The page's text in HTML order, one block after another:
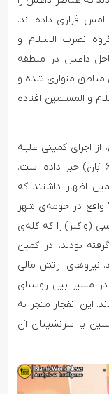
امس فراری داده اند.
نصرت الاسلام و
داعش در منطقه
مناطق متواری شده و
و المسلمین افتاده
از اجرای کمینی علیه
نیروهای ارتش مالی در روز جمعه ۲۸ اکتبر (۶ آبان) خبر داده است.
اظهار داشتند که
واقع در حومه‌ی شهر
(واگنر) را که گله‌ی
بودند، در کمین
نیروهای ارتش مالی
مسیر بین روستای
این انفجار منجر به
یا سرنشینان آن